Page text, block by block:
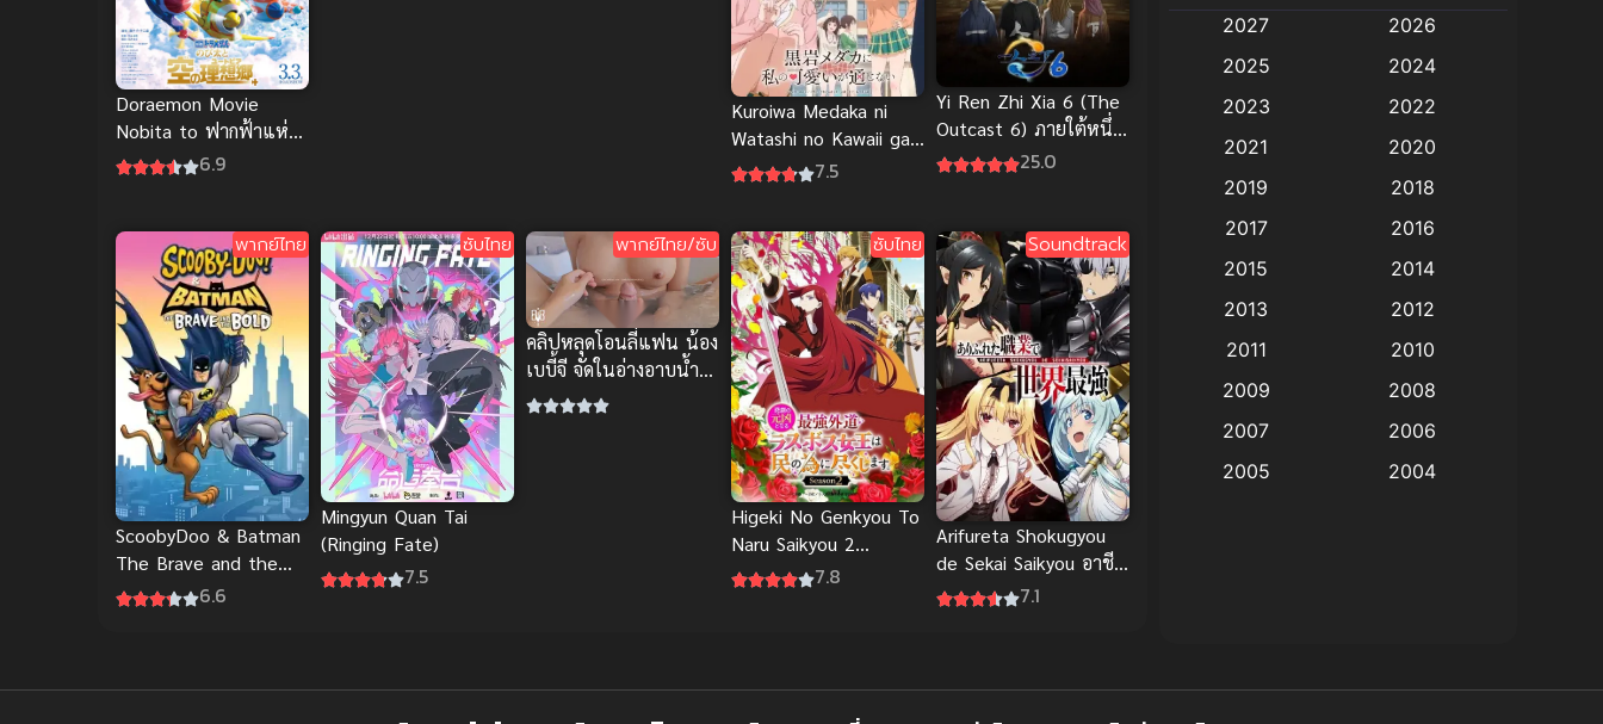
Doraemon Movie
Nobita to ฟากฟ้าแห่ง
ยูโทเปีย พากย์ไทย อนิ
6.9
Kuroiwa Medaka ni
Watashi no Kawaii ga
Tsuujinai คุโรอิวะ เมดา
7.5
Yi Ren Zhi Xia 6 (The
Outcast 6) ภายใต้หนึ่ง
คน ภาค 6 ซับไทย
25.0
พากย์ไทย
ScoobyDoo & Batman
The Brave and the
Bold พากย์ไทยดูฟรีออน
6.6
ซับไทย
Mingyun Quan Tai
(Ringing Fate)
7.5
พากย์ไทย/ซับ
คลิปหลุดโอนลี่แฟน น้อง
เบบี้จี จัดในอ่างอาบน้ำ
นมใหญ่หัวนมสวย
ซับไทย
Higeki No Genkyou To
Naru Saikyou 2
โศกนาฏกรรมของตัวร้าย
7.8
Soundtrack
Arifureta Shokugyou
de Sekai Saikyou อาชีพ
กระจอกแล้วทำไม ยังไง
7.1
Animation การ์ตูน
Animation อนิเมะ
Animation แอนิเมชัน (19)
anime(9)
Big tits (นมใหญ่)
Bitch (ผู้หญิงร่าน)
2027
2026
2025
2024
2023
2022
2021
2020
2019
2018
2017
2016
2015
2014
2013
2012
2011
2010
2009
2008
2007
2006
2005
2004